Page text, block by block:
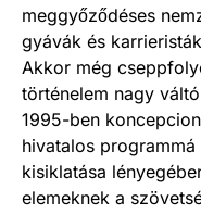
meggyőződéses
gyávák és
Akkor még
történelem nagy
1995-ben
hivatalos
kisiklatása
elemeknek a